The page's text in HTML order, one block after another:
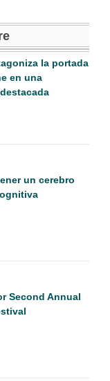
la portada
en una
un cerebro
Second Annual